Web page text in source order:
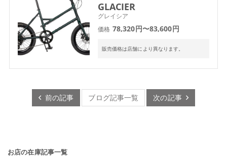
GLACIER
グレイシア
価格 78,320円〜83,600円
販売価格は店舗により異なります。
前の記事 ブログ記事一覧 次の記事
お店の在庫記事一覧